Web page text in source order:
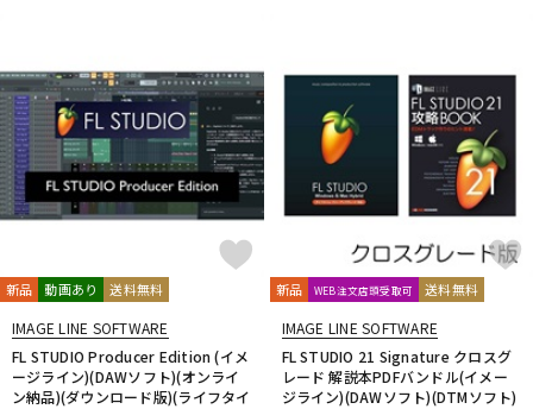
新品 動画あり 送料無料
IMAGE LINE SOFTWARE
FL STUDIO Producer Edition (イメ
ージライン)(DAWソフト)(オンライ
ン納品)(ダウンロード版)(ライフタイ
新品 WEB注文店頭受取可 送料無料
IMAGE LINE SOFTWARE
FL STUDIO 21 Signature クロスグ
レード 解説本PDFバンドル(イメー
ジライン)(DAWソフト)(DTMソフト)